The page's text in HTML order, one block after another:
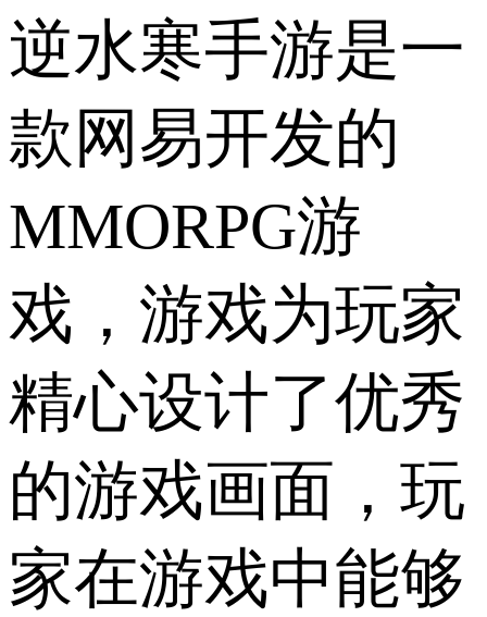
逆水寒手游是一
款网易开发的
MMORPG游
戏，游戏为玩家
精心设计了优秀
的游戏画面，玩
家在游戏中能够